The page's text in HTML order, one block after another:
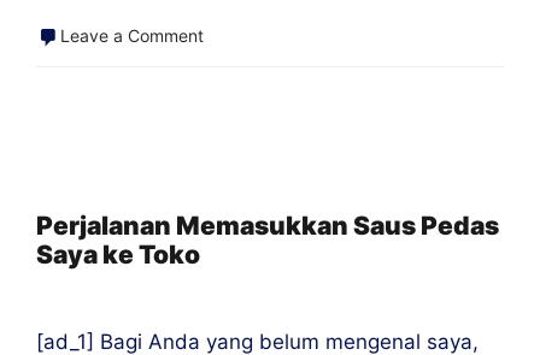
Leave a Commenton
Perjalanan Memasukkan Saus Pedas
Saya ke Toko
[ad_1] Bagi Anda yang belum mengenal saya,